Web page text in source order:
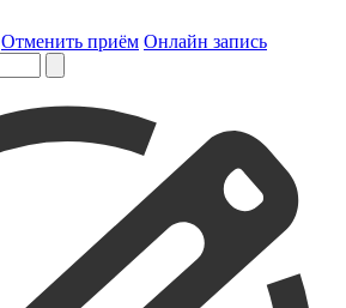
Отменить приём Онлайн запись